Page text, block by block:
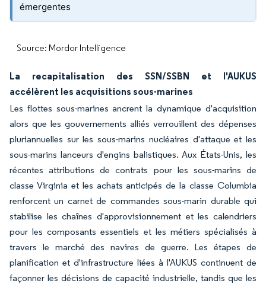
émergentes
Source: Mordor Intelligence
La recapitalisation des SSN/SSBN et l'AUKUS
accélèrent les acquisitions sous-marines
Les flottes sous-marines ancrent la dynamique d'acquisition
alors que les gouvernements alliés verrouillent des dépenses
pluriannuelles sur les sous-marins nucléaires d'attaque et les
sous-marins lanceurs d'engins balistiques. Aux États-Unis, les
récentes attributions de contrats pour les sous-marins de
classe Virginia et les achats anticipés de la classe Columbia
renforcent un carnet de commandes sous-marin durable qui
stabilise les chaînes d'approvisionnement et les calendriers
pour les composants essentiels et les métiers spécialisés à
travers le marché des navires de guerre. Les étapes de
planification et d'infrastructure liées à l'AUKUS continuent de
façonner les décisions de capacité industrielle, tandis que les